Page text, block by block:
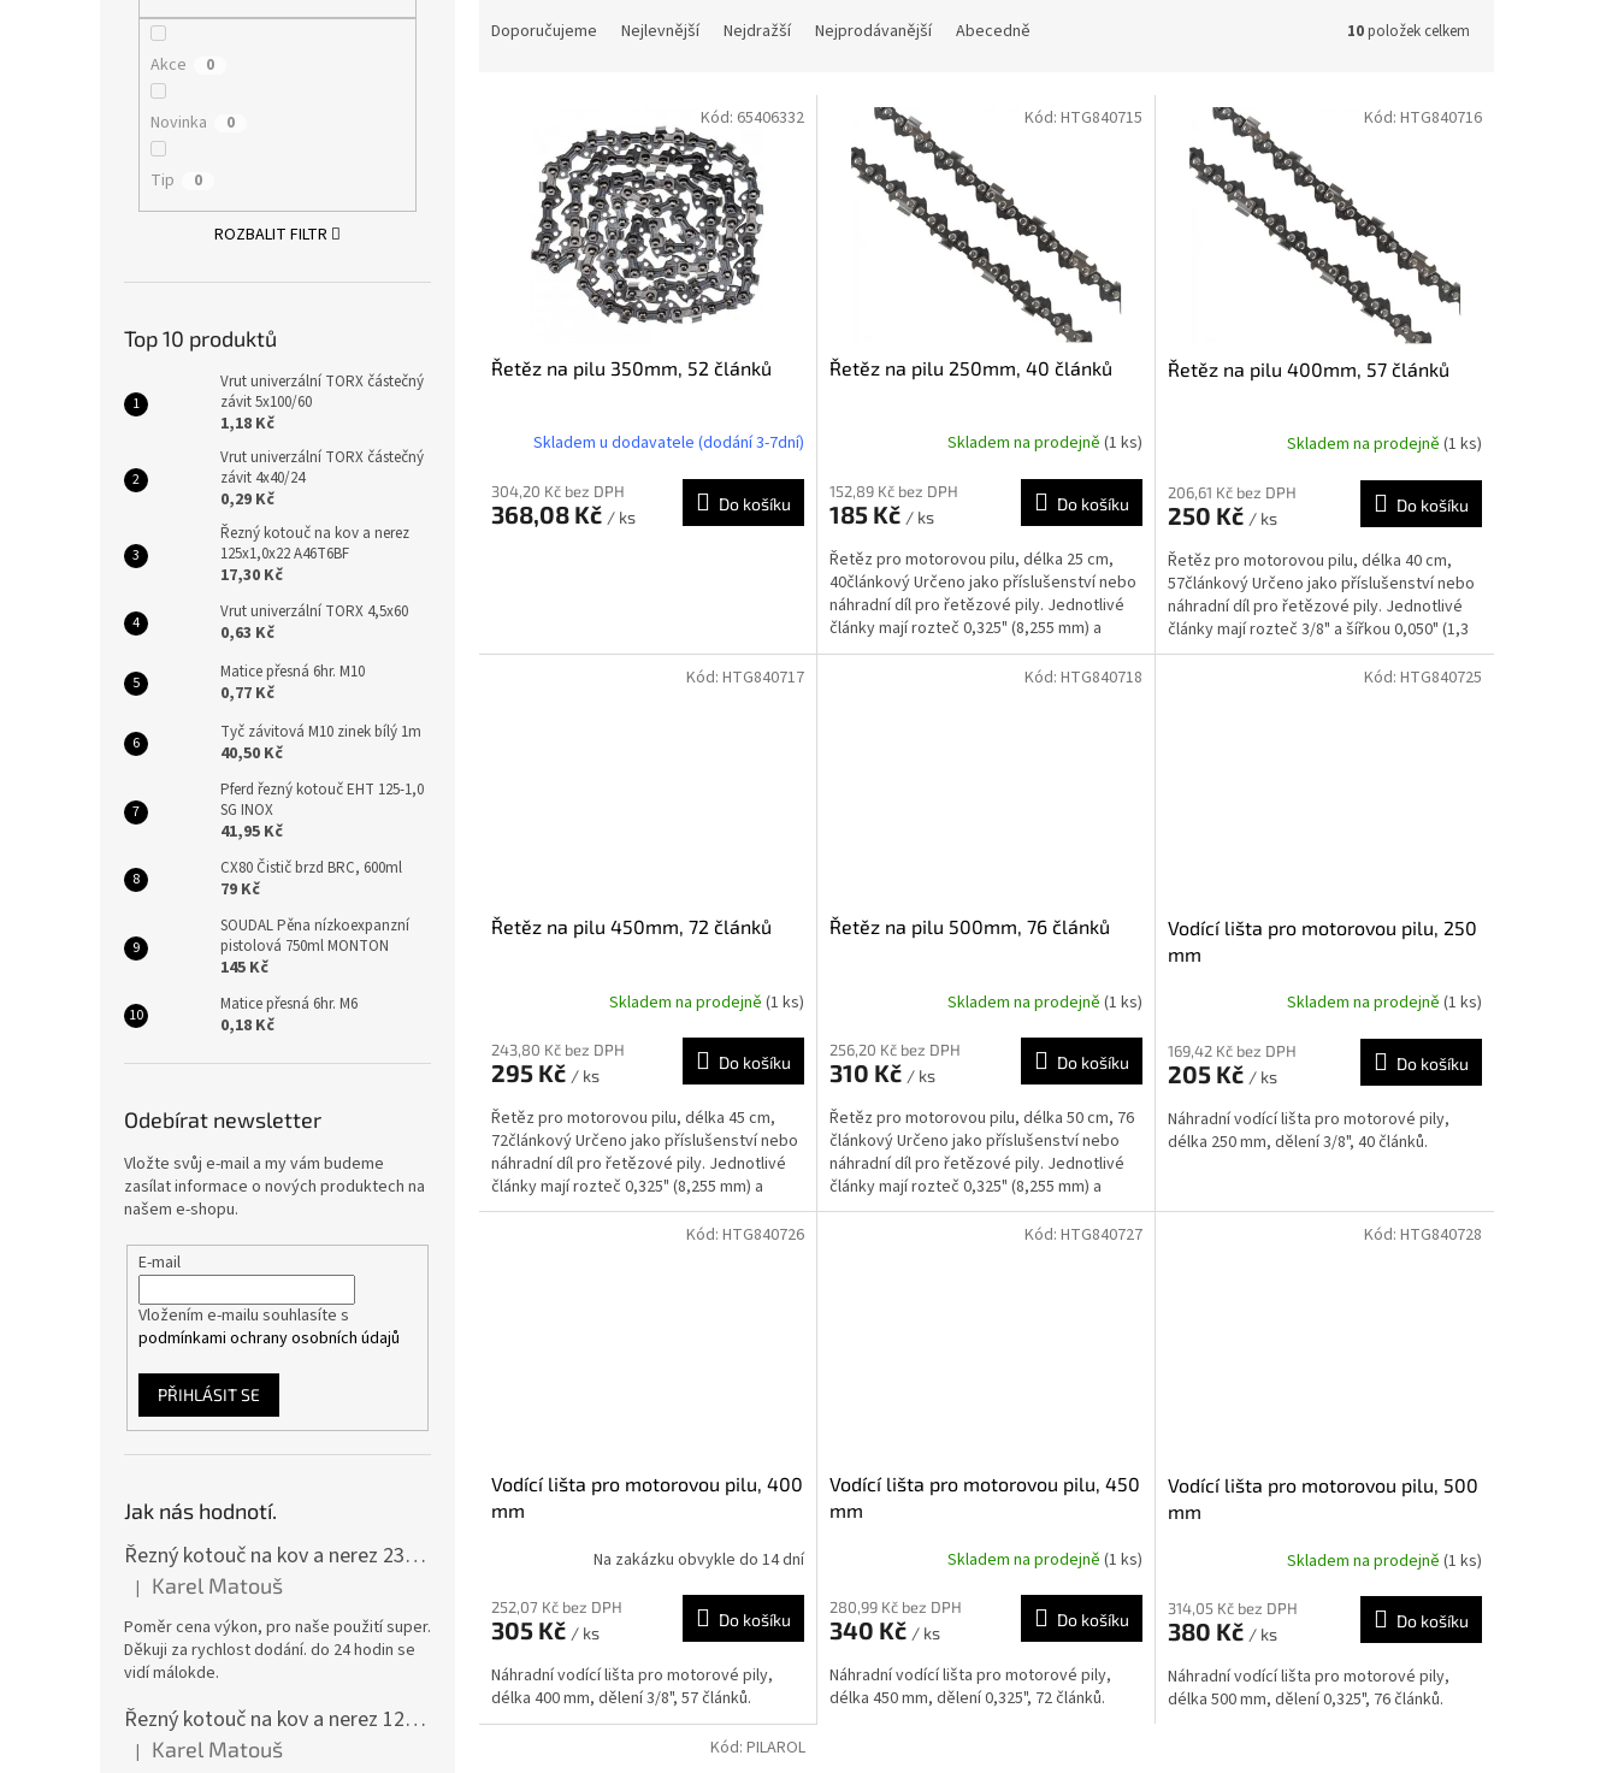
Akce 0
Novinka 0
Tip 0
ROZBALIT FILTR
Top 10 produktů
Vrut univerzální TORX částečný
závit 5x100/60
1,18 Kč
Vrut univerzální TORX částečný
závit 4x40/24
0,29 Kč
Řezný kotouč na kov a nerez
125x1,0x22 A46T6BF
17,30 Kč
Vrut univerzální TORX 4,5x60
0,63 Kč
Matice přesná 6hr. M10
0,77 Kč
Tyč závitová M10 zinek bílý 1m
40,50 Kč
Pferd řezný kotouč EHT 125-1,0
SG INOX
41,95 Kč
CX80 Čistič brzd BRC, 600ml
79 Kč
SOUDAL Pěna nízkoexpanzní
pistolová 750ml MONTON
145 Kč
Matice přesná 6hr. M6
0,18 Kč
Odebírat newsletter
Vložte svůj e-mail a my vám budeme
zasílat informace o nových produktech na
našem e-shopu.
E-mail
Vložením e-mailu souhlasíte s
podmínkami ochrany osobních údajů
PŘIHLÁSIT SE
Jak nás hodnotí.
Řezný kotouč na kov a nerez 230x2,0x22 A46T6BF, balení 25ks
Hodnocení produktu je 5 z 5 hvězdiček.
| Karel Matouš
Poměr cena výkon, pro naše použití super.
Děkuji za rychlost dodání. do 24 hodin se
vidí málokde.
Řezný kotouč na kov a nerez 125x1,0x22 A46T6BF, balení 25ks
Hodnocení produktu je 5 z 5 hvězdiček.
| Karel Matouš
Doporučujeme Nejlevnější Nejdražší Nejprodávanější Abecedně 10položek celkem
Řetěz na pilu 350mm, 52 článků
Skladem u dodavatele (dodání 3-7dní)
304,20 Kč bez DPH
368,08 Kč / ks
Do košíku
Kód: 65406332
Řetěz na pilu 250mm, 40 článků
Skladem na prodejně (1 ks)
152,89 Kč bez DPH
185 Kč / ks
Do košíku
Řetěz pro motorovou pilu, délka 25 cm,
40článkový Určeno jako příslušenství nebo
náhradní díl pro řetězové pily. Jednotlivé
články mají rozteč 0,325" (8,255 mm) a
šířkou...
Kód: HTG840715
Řetěz na pilu 400mm, 57 článků
Skladem na prodejně (1 ks)
206,61 Kč bez DPH
250 Kč / ks
Do košíku
Řetěz pro motorovou pilu, délka 40 cm,
57článkový Určeno jako příslušenství nebo
náhradní díl pro řetězové pily. Jednotlivé
články mají rozteč 3/8" a šířkou 0,050" (1,3
mm).
Kód: HTG840716
Řetěz na pilu 450mm, 72 článků
Skladem na prodejně (1 ks)
243,80 Kč bez DPH
295 Kč / ks
Do košíku
Řetěz pro motorovou pilu, délka 45 cm,
72článkový Určeno jako příslušenství nebo
náhradní díl pro řetězové pily. Jednotlivé
články mají rozteč 0,325" (8,255 mm) a
šířkou...
Kód: HTG840717
Řetěz na pilu 500mm, 76 článků
Skladem na prodejně (1 ks)
256,20 Kč bez DPH
310 Kč / ks
Do košíku
Řetěz pro motorovou pilu, délka 50 cm, 76
článkový Určeno jako příslušenství nebo
náhradní díl pro řetězové pily. Jednotlivé
články mají rozteč 0,325" (8,255 mm) a
šířkou...
Kód: HTG840718
Vodící lišta pro motorovou pilu, 250
mm
Skladem na prodejně (1 ks)
169,42 Kč bez DPH
205 Kč / ks
Do košíku
Náhradní vodící lišta pro motorové pily,
délka 250 mm, dělení 3/8", 40 článků.
Kód: HTG840725
Vodící lišta pro motorovou pilu, 400
mm
Na zakázku obvykle do 14 dní
252,07 Kč bez DPH
305 Kč / ks
Do košíku
Náhradní vodící lišta pro motorové pily,
délka 400 mm, dělení 3/8", 57 článků.
Kód: HTG840726
Vodící lišta pro motorovou pilu, 450
mm
Skladem na prodejně (1 ks)
280,99 Kč bez DPH
340 Kč / ks
Do košíku
Náhradní vodící lišta pro motorové pily,
délka 450 mm, dělení 0,325", 72 článků.
Kód: HTG840727
Vodící lišta pro motorovou pilu, 500
mm
Skladem na prodejně (1 ks)
314,05 Kč bez DPH
380 Kč / ks
Do košíku
Náhradní vodící lišta pro motorové pily,
délka 500 mm, dělení 0,325", 76 článků.
Kód: HTG840728
Kód: PILAROL